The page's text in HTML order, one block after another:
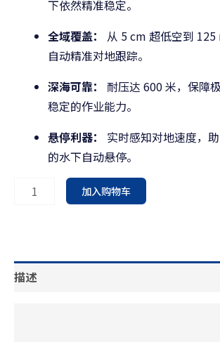
下依然精准稳定。
全域覆盖：
从 5 cm 超低空到
自动精准对地跟踪。
深海可靠：
耐压达 600 米，保障
稳定的作业能力。
悬停利器：
实时感知对地速度，
的水下自动悬停。
加入购物车
描述